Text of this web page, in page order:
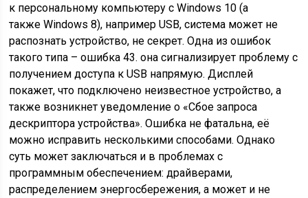
к персональному компьютеру с Windows 10 (а
также Windows 8), например USB, система может не
распознать устройство, не секрет. Одна из ошибок
такого типа – ошибка 43. она сигнализирует проблему с
получением доступа к USB напрямую. Дисплей
покажет, что подключено неизвестное устройство, а
также возникнет уведомление о «Сбое запроса
дескриптора устройства». Ошибка не фатальна, её
можно исправить несколькими способами. Однако
суть может заключаться и в проблемах с
программным обеспечением: драйверами,
распределением энергосбережения, а может и не